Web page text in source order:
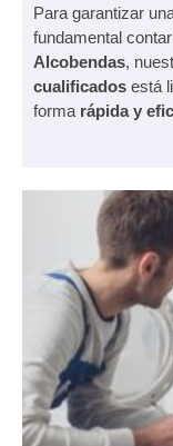
Para garantizar
fundamental
Alcobendas,
cualificados está
forma rápida y